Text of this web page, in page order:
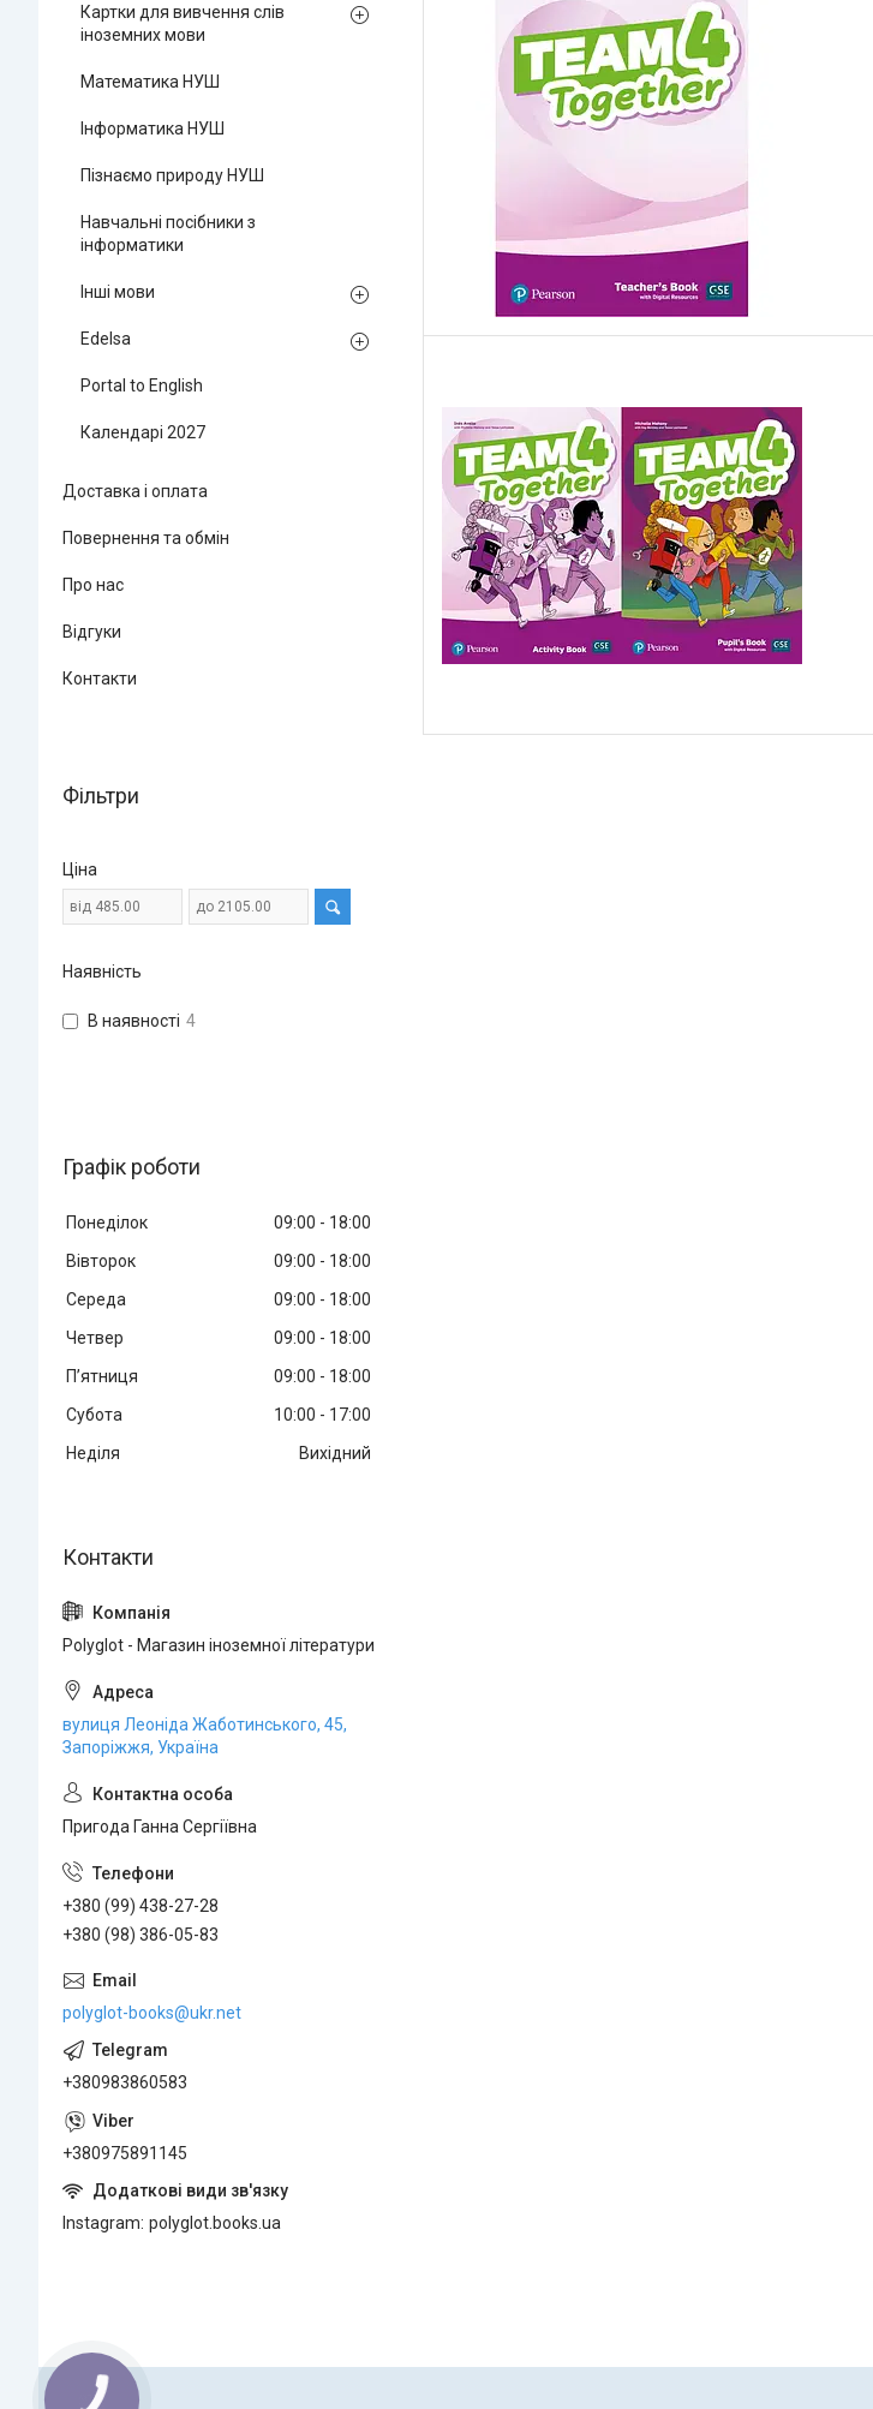
Картки для вивчення слів
іноземних мови
Математика НУШ
Інформатика НУШ
Пізнаємо природу НУШ
Навчальні посібники з
інформатики
Інші мови
Edelsa
Portal to English
Календарі 2027
Доставка і оплата
Повернення та обмін
Про нас
Відгуки
Контакти
Фільтри
Ціна
Наявність
В наявності 4
Графік роботи
Понеділок 09:00
18:00
Вівторок
09:00
18:00
Середа
09:00
18:00
Четвер
09:00
18:00
Пʼятниця
09:00
18:00
Субота
10:00
17:00
Неділя
Вихідний
Polyglot - Магазин іноземної літератури
вулиця Леоніда Жаботинського, 45,
Запоріжжя, Україна
Пригода Ганна Сергіївна
+380 (99) 438-27-28
+380 (98) 386-05-83
polyglot-books@ukr.net
+380983860583
+380975891145
Instagram polyglot.books.ua